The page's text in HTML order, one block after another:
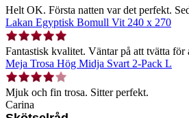
Helt OK. Första natten var det perfekt.
Lakan Egyptisk Bomull Vit 240 x 270
Fantastisk kvalitet. Väntar på att tvätta för
Meja Trosa Hög Midja Svart 2-Pack L
Mjuk och fin trosa. Sitter perfekt.
Carina